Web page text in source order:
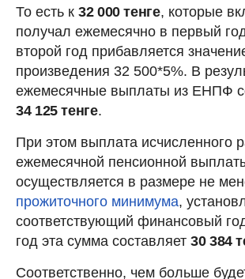
То есть к 32 000 тенге, которые
получал ежемесячно в первый
второй год прибавляется
произведения 32 500*5%. В
ежемесячные выплаты из ЕНПФ
34 125 тенге.
При этом выплата исчисленного
ежемесячной пенсионной
осуществляется в размере не
прожиточного минимума,
соответствующий финансовый
год эта сумма составляет 30 384
Соответственно, чем больше